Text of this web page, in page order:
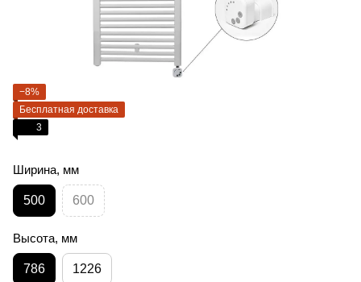
−8%
Бесплатная доставка
3
Ширина, мм
500 600
Высота, мм
786 1226